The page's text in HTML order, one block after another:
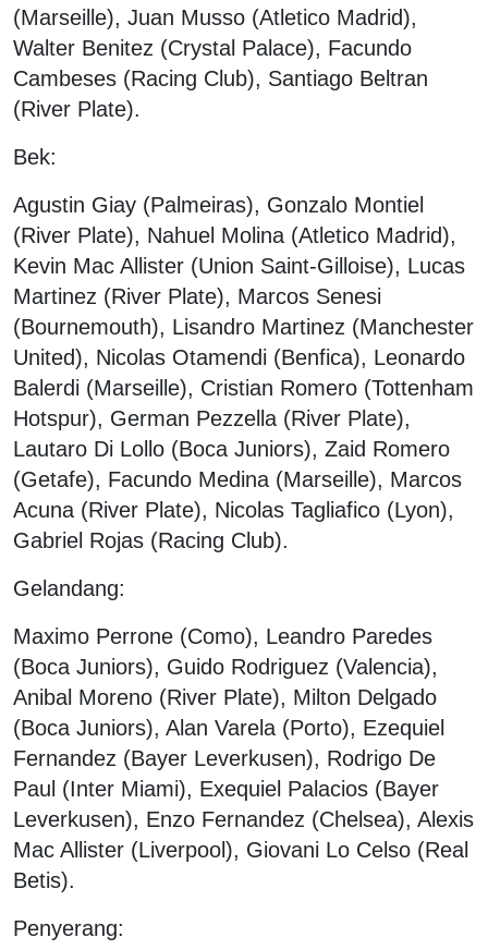
(Marseille), Juan Musso (Atletico Madrid),
Walter Benitez (Crystal Palace), Facundo
Cambeses (Racing Club), Santiago Beltran
(River Plate).
Bek:
Agustin Giay (Palmeiras), Gonzalo Montiel
(River Plate), Nahuel Molina (Atletico Madrid),
Kevin Mac Allister (Union Saint-Gilloise), Lucas
Martinez (River Plate), Marcos Senesi
(Bournemouth), Lisandro Martinez (Manchester
United), Nicolas Otamendi (Benfica), Leonardo
Balerdi (Marseille), Cristian Romero (Tottenham
Hotspur), German Pezzella (River Plate),
Lautaro Di Lollo (Boca Juniors), Zaid Romero
(Getafe), Facundo Medina (Marseille), Marcos
Acuna (River Plate), Nicolas Tagliafico (Lyon),
Gabriel Rojas (Racing Club).
Gelandang:
Maximo Perrone (Como), Leandro Paredes
(Boca Juniors), Guido Rodriguez (Valencia),
Anibal Moreno (River Plate), Milton Delgado
(Boca Juniors), Alan Varela (Porto), Ezequiel
Fernandez (Bayer Leverkusen), Rodrigo De
Paul (Inter Miami), Exequiel Palacios (Bayer
Leverkusen), Enzo Fernandez (Chelsea), Alexis
Mac Allister (Liverpool), Giovani Lo Celso (Real
Betis).
Penyerang: